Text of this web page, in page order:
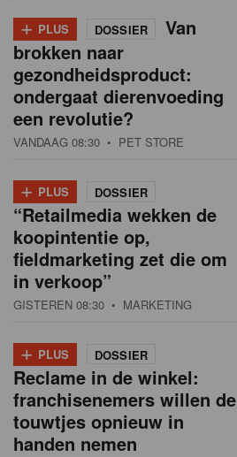
+ PLUS DOSSIER
Van
brokken naar
gezondheidsproduct:
ondergaat dierenvoeding
een revolutie?
VANDAAG 08:30 • PET STORE
+ PLUS DOSSIER
“Retailmedia wekken de
koopintentie op,
fieldmarketing zet die om
in verkoop”
GISTEREN 08:30 • MARKETING
+ PLUS DOSSIER
Reclame in de winkel:
franchisenemers willen de
touwtjes opnieuw in
handen nemen